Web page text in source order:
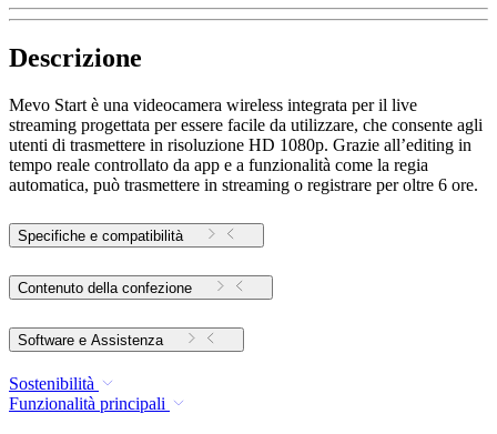
Descrizione
Mevo Start è una videocamera wireless integrata per il live
streaming progettata per essere facile da utilizzare, che consente agli
utenti di trasmettere in risoluzione HD 1080p. Grazie all’editing in
tempo reale controllato da app e a funzionalità come la regia
automatica, può trasmettere in streaming o registrare per oltre 6 ore.
Specifiche e compatibilità
Contenuto della confezione
Software e Assistenza
Sostenibilità
Funzionalità principali